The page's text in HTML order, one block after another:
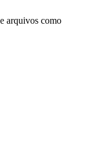
arquivos como